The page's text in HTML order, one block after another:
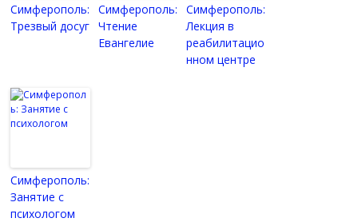
Симферополь:
Трезвый досуг
Симферополь:
Чтение
Евангелие
Симферополь:
Лекция в
реабилитацио
нном центре
Симферополь:
Занятие с
психологом